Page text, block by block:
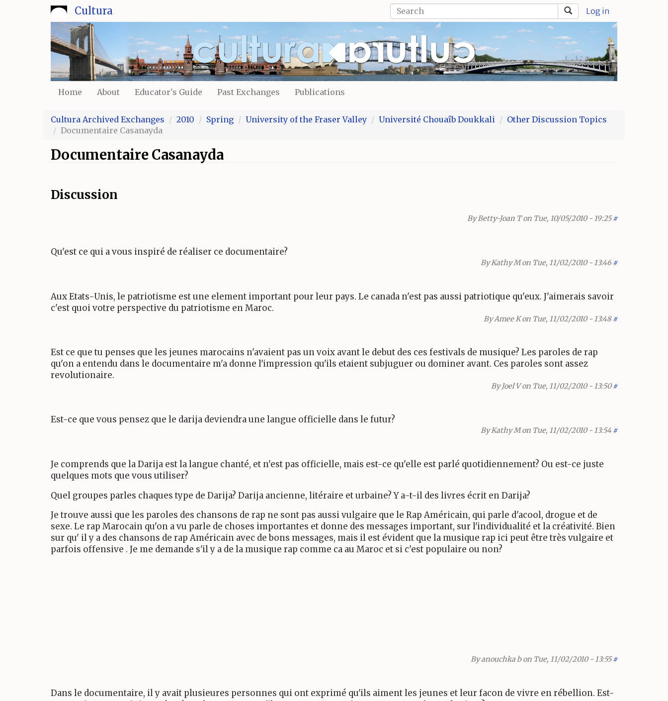
Cultura Log in
Search
form
Search
Home About Educator's Guide Past Exchanges Publications
Cultura Archived Exchanges 2010 Spring University of the Fraser Valley Université Chouaîb Doukkali
Other Discussion Topics
Documentaire Casanayda
Documentaire Casanayda
Discussion
ByBetty-Joan Ton Tue, 10/05/2010 - 19:25 #
Qu'est ce qui a vous inspiré de réaliser ce documentaire?
ByKathy Mon Tue, 11/02/2010 - 13:46 #
Aux Etats-Unis, le patriotisme est une element important pour leur pays. Le canada n'est pas aussi patriotique qu'eux. J'aimerais savoir
c'est quoi votre perspective du patriotisme en Maroc.
ByAmee Kon Tue, 11/02/2010 - 13:48 #
Est ce que tu penses que les jeunes marocains n'avaient pas un voix avant le debut des ces festivals de musique? Les paroles de rap
qu'on a entendu dans le documentaire m'a donne l'impression qu'ils etaient subjuguer ou dominer avant. Ces paroles sont assez
revolutionaire.
ByJoel Von Tue, 11/02/2010 - 13:50 #
Est-ce que vous pensez que le darija deviendra une langue officielle dans le futur?
ByKathy Mon Tue, 11/02/2010 - 13:54 #
Je comprends que la Darija est la langue chanté, et n'est pas officielle, mais est-ce qu'elle est parlé quotidiennement? Ou est-ce juste
quelques mots que vous utiliser?
Quel groupes parles chaques type de Darija? Darija ancienne, litéraire et urbaine? Y a-t-il des livres écrit en Darija?
Je trouve aussi que les paroles des chansons de rap ne sont pas aussi vulgaire que le Rap Américain, qui parle d'acool, drogue et de
sexe. Le rap Marocain qu'on a vu parle de choses importantes et donne des messages important, sur l'individualité et la créativité. Bien
sur qu' il y a des chansons de rap Américain avec de bons messages, mais il est évident que la musique rap ici peut être très vulgaire et
parfois offensive . Je me demande s'il y a de la musique rap comme ca au Maroc et si c'est populaire ou non?
Byanouchka bon Tue, 11/02/2010 - 13:55 #
Dans le documentaire, il y avait plusieures personnes qui ont exprimé qu'ils aiment les jeunes et leur facon de vivre en rébellion. Est-